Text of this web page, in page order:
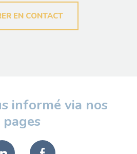
EN CONTACT
informé via nos
pages